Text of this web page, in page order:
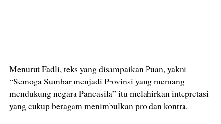
Menurut Fadli, teks yang disampaikan Puan, yakni
“Semoga Sumbar menjadi Provinsi yang memang
mendukung negara Pancasila” itu melahirkan intepretasi
yang cukup beragam menimbulkan pro dan kontra.